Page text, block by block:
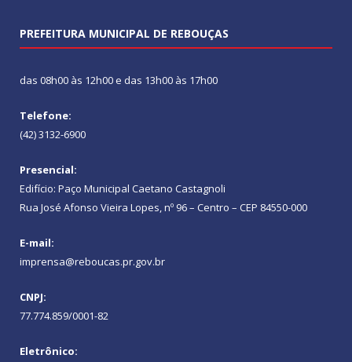
PREFEITURA MUNICIPAL DE REBOUÇAS
das 08h00 às 12h00 e das 13h00 às 17h00
Telefone:
(42) 3132-6900
Presencial:
Edifício: Paço Municipal Caetano Castagnoli
Rua José Afonso Vieira Lopes, nº 96 – Centro – CEP 84550-000
E-mail:
imprensa@reboucas.pr.gov.br
CNPJ:
77.774.859/0001-82
Eletrônico: